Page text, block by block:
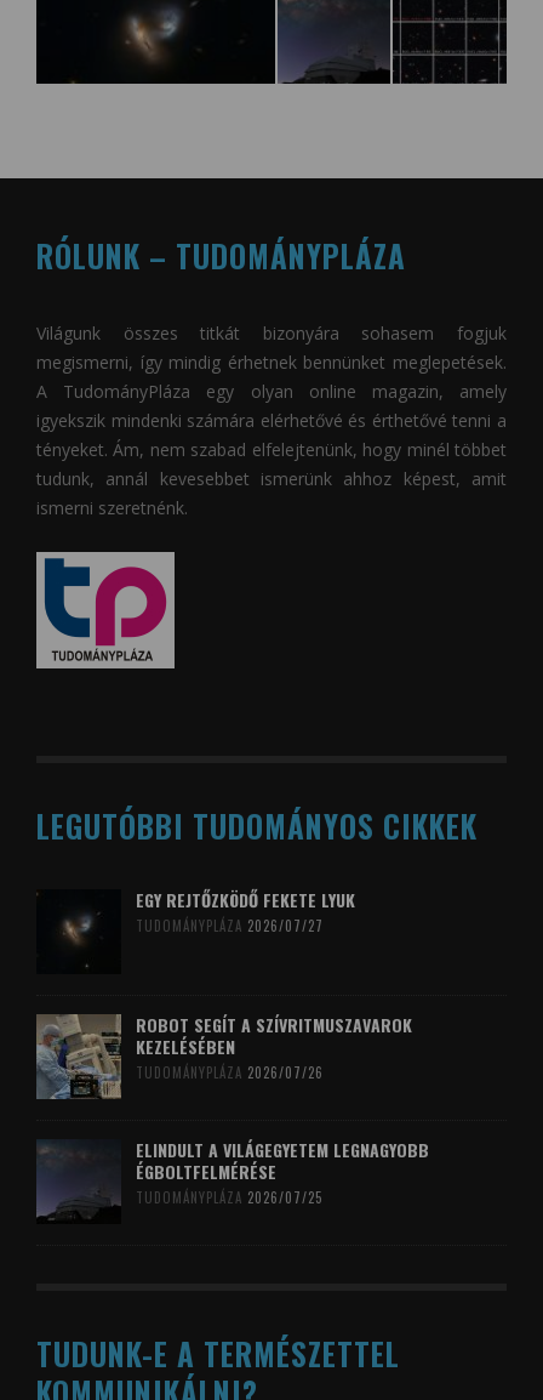
RÓLUNK – TUDOMÁNYPLÁZA
Világunk összes titkát bizonyára sohasem fogjuk
megismerni, így mindig érhetnek bennünket meglepetések.
A TudományPláza egy olyan online magazin, amely
igyekszik mindenki számára elérhetővé és érthetővé tenni a
tényeket. Ám, nem szabad elfelejtenünk, hogy minél többet
tudunk, annál kevesebbet ismerünk ahhoz képest, amit
ismerni szeretnénk.
LEGUTÓBBI TUDOMÁNYOS CIKKEK
EGY REJTŐZKÖDŐ FEKETE LYUK
TUDOMÁNYPLÁZA 2026/07/27
ROBOT SEGÍT A SZÍVRITMUSZAVAROK
KEZELÉSÉBEN
TUDOMÁNYPLÁZA 2026/07/26
ELINDULT A VILÁGEGYETEM LEGNAGYOBB
ÉGBOLTFELMÉRÉSE
TUDOMÁNYPLÁZA 2026/07/25
TUDUNK-E A TERMÉSZETTEL